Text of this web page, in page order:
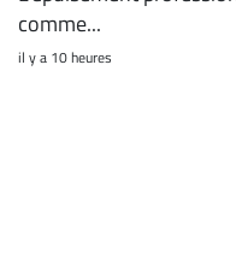
comme...
il y a 10 heures